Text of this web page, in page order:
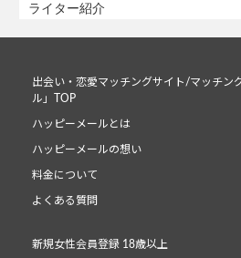
ライター紹介
出会い・恋愛マッチングサイト/マッチン
ル」TOP
ハッピーメールとは
ハッピーメールの想い
料金について
よくある質問
新規女性会員登録 18歳以上